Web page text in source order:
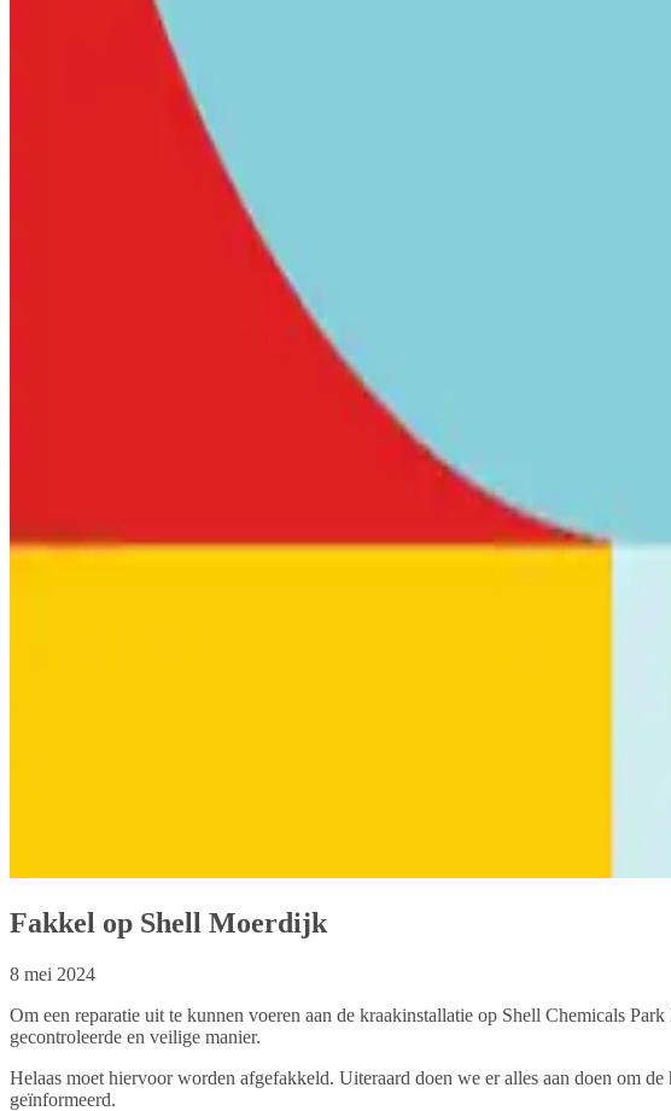
Fakkel op Shell Moerdijk
8 mei 2024
Om een reparatie uit te kunnen voeren aan de kraakinstallatie op Shell Chemicals
gecontroleerde en veilige manier.
Helaas moet hiervoor worden afgefakkeld. Uiteraard doen we er alles aan doen om
geïnformeerd.